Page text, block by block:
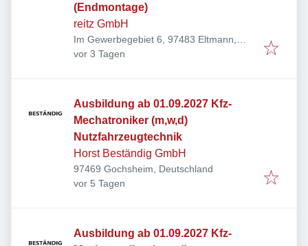
(Endmontage)
reitz GmbH
Im Gewerbegebiet 6, 97483 Eltmann,
Deutschland
Veröffentlicht
vor 3 Tagen
Ausbildung ab 01.09.2027 Kfz-
Mechatroniker (m,w,d)
Nutzfahrzeugtechnik
Horst Beständig GmbH
97469 Gochsheim, Deutschland
Veröffentlicht
vor 5 Tagen
Ausbildung ab 01.09.2027 Kfz-